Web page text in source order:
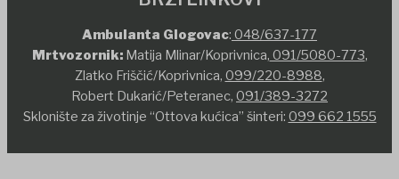
Ambulanta Glogovac: 048/637-177
Mrtvozornik:Matija Mlinar/Koprivnica, 091/5080-773,
Zlatko Friščić/Koprivnica, 099/220-8988,
Robert Dukarić/Peteranec, 091/389-3272
Sklonište za životinje “Ottova kućica” šinteri: 099 662 1555